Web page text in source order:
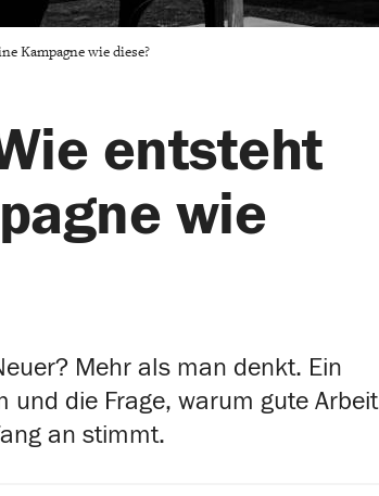
Kampagne wie diese?
entsteht
wie
Mehr als man denkt. Ein
und die Frage, warum gute Arbeit
an stimmt.